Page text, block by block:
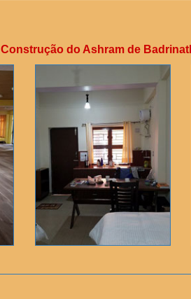
Construção do Ashram de